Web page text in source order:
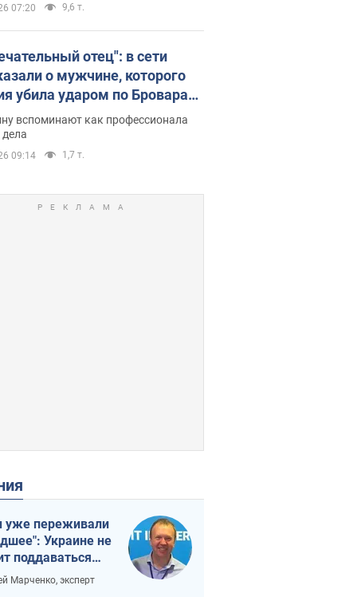
07:20 9,6 т.
отец": в сети
о мужчине, которого
убила ударом по Броварам.
вспоминают как профессионала
дела
09:14 1,7 т.
переживали
Украине не
поддаваться
из-за
Марченко, эксперт